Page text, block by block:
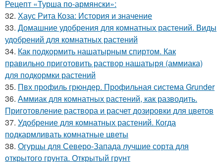
Рецепт «Турша по-армянски»:
32. Хаус Рита Коза: История и значение
33. Домашние удобрения для комнатных растений. Виды
удобрений для комнатных растений
34. Как подкормить нашатырным спиртом. Как
правильно приготовить раствор нашатыря (аммиака)
для подкормки растений
35. Пвх профиль грюндер. Профильная система Grunder
36. Аммиак для комнатных растений, как разводить.
Приготовление раствора и расчет дозировки для цветов
37. Удобрение для комнатных растений. Когда
подкармливать комнатные цветы
38. Огурцы для Северо-Запада лучшие сорта для
открытого грунта. Открытый грунт